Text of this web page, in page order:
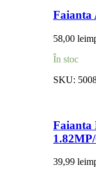
Faianta
58,00 lei
În stoc
SKU:
Faianta
39,99 lei